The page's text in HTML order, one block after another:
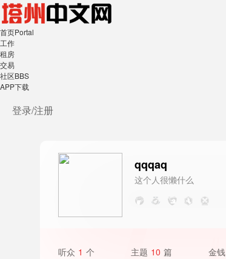
首页Portal
工作
租房
交易
社区BBS
APP下载
登录/注册
qqqaq
这个人很懒什么
听众 1 个 主题 10 篇 金钱